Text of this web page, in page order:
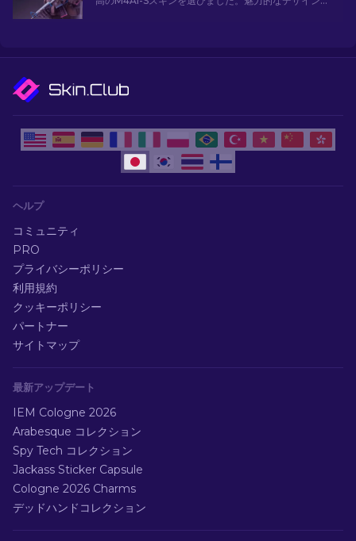
ヘルプ
コミュニティ
PRO
プライバシーポリシー
利用規約
クッキーポリシー
パートナー
サイトマップ
最新アップデート
IEM Cologne 2026
Arabesque コレクション
Spy Tech コレクション
Jackass Sticker Capsule
Cologne 2026 Charms
デッドハンドコレクション